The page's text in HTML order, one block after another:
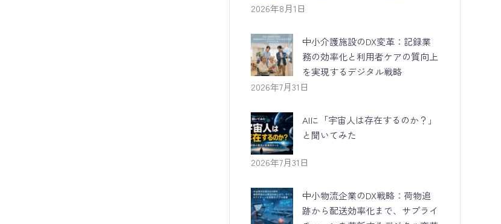
2026年8月1日
中小介護施設のDX変革：記録業
務の効率化と利用者ケアの質向上
を実現するデジタル戦略
2026年7月31日
AIに「宇宙人は存在するのか？」
と聞いてみた
2026年7月31日
中小物流企業のDX戦略：荷物追
跡から配送効率化まで、サプライ